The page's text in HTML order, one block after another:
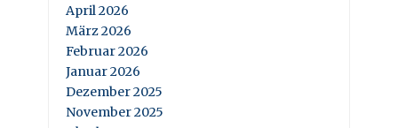
April 2026
März 2026
Februar 2026
Januar 2026
Dezember 2025
November 2025